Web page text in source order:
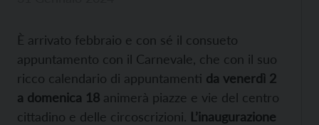
È arrivato febbraio e con sé il consueto
appuntamento con il Carnevale, che con il suo
ricco calendario di appuntamenti da venerdì 2
a domenica 18 animerà piazze e vie del centro
cittadino e delle circoscrizioni. L’inaugurazione